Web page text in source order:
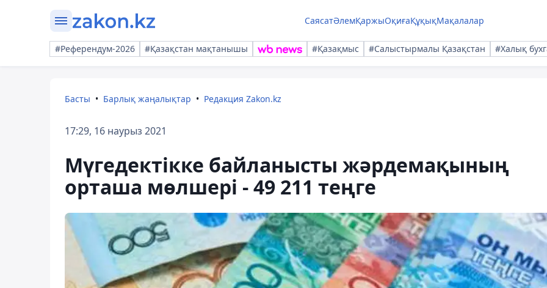
СаясатӘлемҚаржыОқиғаҚұқықМақалалар
#Референдум-2026 #Қазақстан мақтанышы #Қазақмыс #Салыстырмалы Қазақстан #Халық
Басты Барлық жаңалықтар Редакция Zakon.kz
17:29, 16 наурыз 2021
Мүгедектікке байланысты жәрдемақының
орташа мөлшері - 49 211 теңге